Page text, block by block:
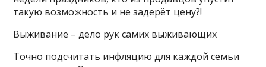
такую возможность и не задерёт цену?!
Выживание – дело рук самих выживающих
Точно подсчитать инфляцию для каждой семьи